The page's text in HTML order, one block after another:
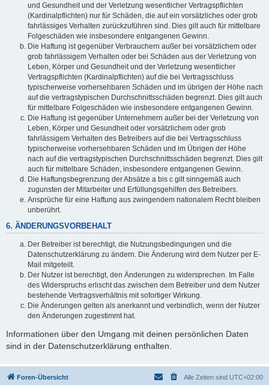
und Gesundheit und der Verletzung wesentlicher Vertragspflichten
(Kardinalpflichten) nur für Schäden, die auf ein vorsätzliches oder grob
fahrlässiges Verhalten zurückzuführen sind. Dies gilt auch für mittelbare
Folgeschäden wie insbesondere entgangenen Gewinn.
Die Haftung ist gegenüber Verbrauchern außer bei vorsätzlichem oder
grob fahrlässigem Verhalten oder bei Schäden aus der Verletzung von
Leben, Körper und Gesundheit und der Verletzung wesentlicher
Vertragspflichten (Kardinalpflichten) auf die bei Vertragsschluss
typischerweise vorhersehbaren Schäden und im übrigen der Höhe nach
auf die vertragstypischen Durchschnittsschäden begrenzt. Dies gilt auch
für mittelbare Folgeschäden wie insbesondere entgangenen Gewinn.
Die Haftung ist gegenüber Unternehmern außer bei der Verletzung von
Leben, Körper und Gesundheit oder vorsätzlichem oder grob
fahrlässigem Verhalten des Betreibers auf die bei Vertragsschluss
typischerweise vorhersehbaren Schäden und im Übrigen der Höhe
nach auf die vertragstypischen Durchschnittsschäden begrenzt. Dies gilt
auch für mittelbare Schäden, insbesondere entgangenen Gewinn.
Die Haftungsbegrenzung der Absätze a bis c gilt sinngemäß auch
zugunsten der Mitarbeiter und Erfüllungsgehilfen des Betreibers.
Ansprüche für eine Haftung aus zwingendem nationalem Recht bleiben
unberührt.
6. ÄNDERUNGSVORBEHALT
Der Betreiber ist berechtigt, die Nutzungsbedingungen und die
Datenschutzerklärung zu ändern. Die Änderung wird dem Nutzer per E-
Mail mitgeteilt.
Der Nutzer ist berechtigt, den Änderungen zu widersprechen. Im Falle
des Widerspruchs erlischt das zwischen dem Betreiber und dem Nutzer
bestehende Vertragsverhältnis mit sofortiger Wirkung.
Die Änderungen gelten als anerkannt und verbindlich, wenn der Nutzer
den Änderungen zugestimmt hat.
Informationen über den Umgang mit deinen persönlichen Daten
sind in der Datenschutzerklärung enthalten.
Foren-Übersicht Alle Zeiten sind UTC+02:00